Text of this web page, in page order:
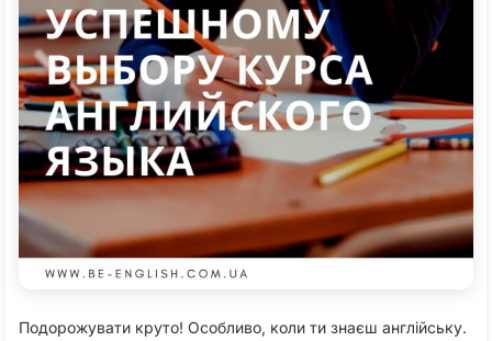
Подорожувати круто! Особливо, коли ти знаєш англійську.